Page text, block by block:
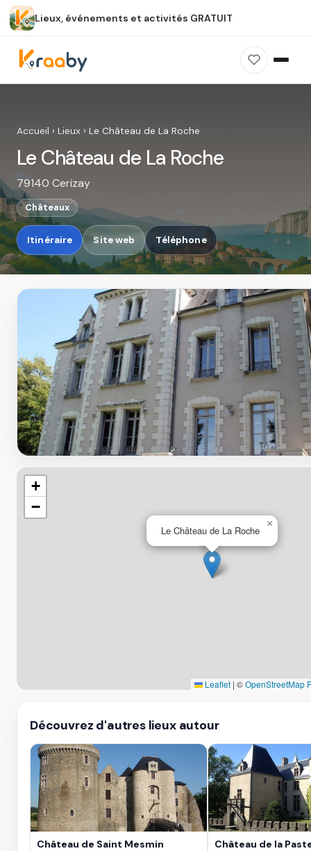
Lieux, événements et activités GRATUIT
spot dans Kraaby.
Accueil › Lieux › Le Château de La Roche
Le Château de La Roche
79140 Cerizay
Châteaux
Itinéraire Site web Téléphone
Le Château de La Roche
×
+
−
Leaflet | ©OpenStreetMap
Découvrez d'autres lieux autour
Château de Saint Mesmin Château de la